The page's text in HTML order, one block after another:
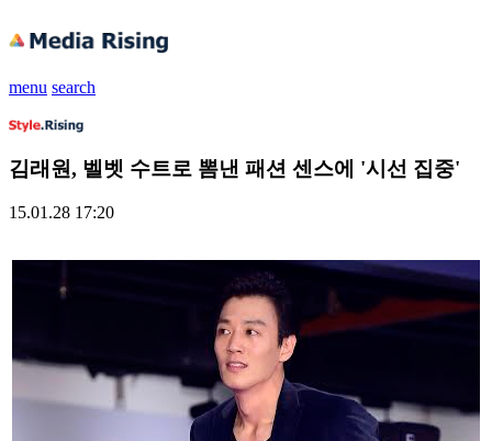
menu search
김래원, 벨벳 수트로 뽐낸 패션 센스에 '시선 집중'
15.01.28 17:20